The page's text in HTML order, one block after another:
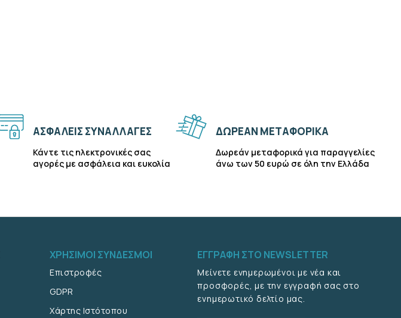
ΑΣΦΑΛΕΙΣ ΣΥΝΑΛΛΑΓΕΣ
Κάντε τις ηλεκτρονικές σας
αγορές με ασφάλεια και ευκολία
ΔΩΡΕΑΝ ΜΕΤΑΦΟΡΙΚΑ
Δωρεάν μεταφορικά για παραγγελίες
άνω των 50 ευρώ σε όλη την Ελλάδα
ΧΡΗΣΙΜΟΙ ΣΥΝΔΕΣΜΟΙ
Επιστροφές
GDPR
Χάρτης Ιστότοπου
ΕΓΓΡΑΦΗ ΣΤΟ NEWSLETTER
Μείνετε ενημερωμένοι με νέα και
προσφορές, με την εγγραφή σας στο
ενημερωτικό δελτίο μας.